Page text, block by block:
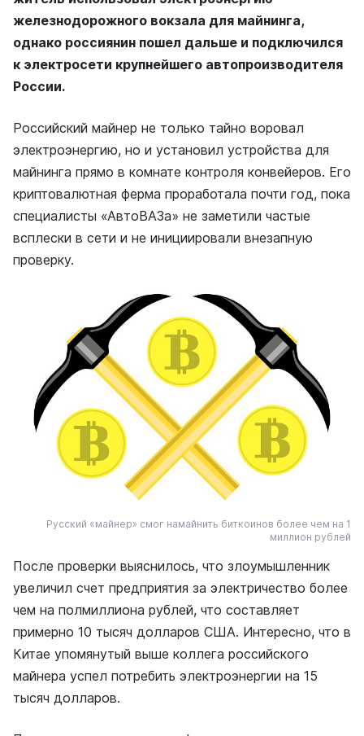
железнодорожного вокзала для майнинга,
однако россиянин пошел дальше и подключился
к электросети крупнейшего автопроизводителя
России.
Российский майнер не только тайно воровал
электроэнергию, но и установил устройства для
майнинга прямо в комнате контроля конвейеров. Его
криптовалютная ферма проработала почти год, пока
специалисты «АвтоВАЗа» не заметили частые
всплески в сети и не инициировали внезапную
проверку.
Русский «майнер» смог намайнить биткоинов более чем на 1
миллион рублей
После проверки выяснилось, что злоумышленник
увеличил счет предприятия за электричество более
чем на полмиллиона рублей, что составляет
примерно 10 тысяч долларов США. Интересно, что в
Китае упомянутый выше коллега российского
майнера успел потребить электроэнергии на 15
тысяч долларов.